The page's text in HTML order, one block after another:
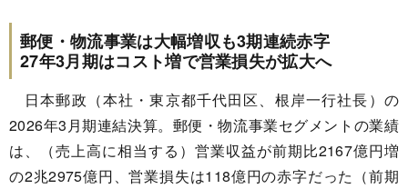
郵便・物流事業は大幅増収も3期連続赤字
27年3月期はコスト増で営業損失が拡大へ
日本郵政（本社・東京都千代田区、根岸一行社長）の
2026年3月期連結決算。郵便・物流事業セグメントの業績
は、（売上高に相当する）営業収益が前期比2167億円増
の2兆2975億円、営業損失は118億円の赤字だった（前期